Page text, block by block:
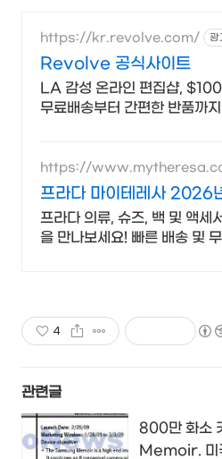
https://kr.revolve.com/ 광
Revolve 공식사이트
LA 감성 온라인 편집샵,
무료배송부터 간편한 반품까
https://
프라다 마이테레사 2026
을/겨울 컬렉션
프라다 의류, 슈즈, 백 및 액세
을 만나보세요! 빠른 배송 및
4
관련글
800만 화소
Memoir. 미